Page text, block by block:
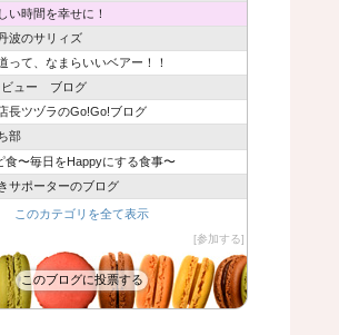
い時間を幸せに！
波のサリィズ
って、なまらいいベアー！！
ビュー ブログ
長ツヅラのGo!Go!ブログ
部
食〜毎日をHappyにする食事〜
サポーターのブログ
このカテゴリを全て表示
参加する
このブログに投票する